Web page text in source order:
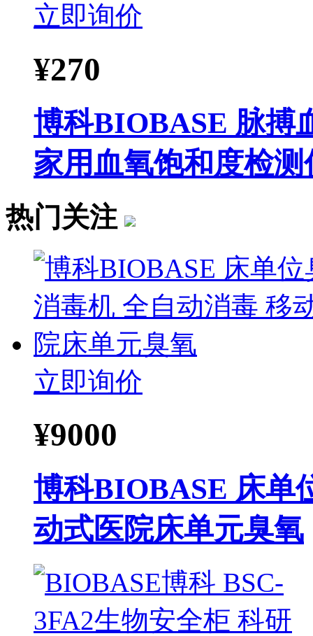
立即询价
¥270
博科BIOBASE 脉搏
家用血氧饱和度检测
热门关注
立即询价
¥9000
博科BIOBASE 床单
动式医院床单元臭氧